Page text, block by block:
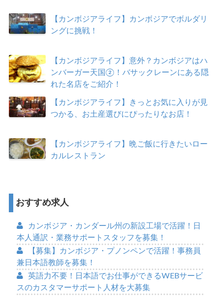
【カンボジアライフ】カンボジアでボルダリ
ングに挑戦！
【カンボジアライフ】意外？カンボジアはハ
ンバーガー天国②！バサックレーンにある隠
れた名店をご紹介！
【カンボジアライフ】きっとお気に入りが見
つかる、お土産選びにぴったりなお店！
【カンボジアライフ】晩ご飯に行きたいロー
カルレストラン
おすすめ求人
カンボジア・カンダール州の新設工場で活躍！日
本人通訳・業務サポートスタッフを募集！
【募集】カンボジア・プノンペンで活躍！事務員
兼日本語教師を募集！
英語力不要！日本語でお仕事ができるWEBサービ
スのカスタマーサポート人材を大募集